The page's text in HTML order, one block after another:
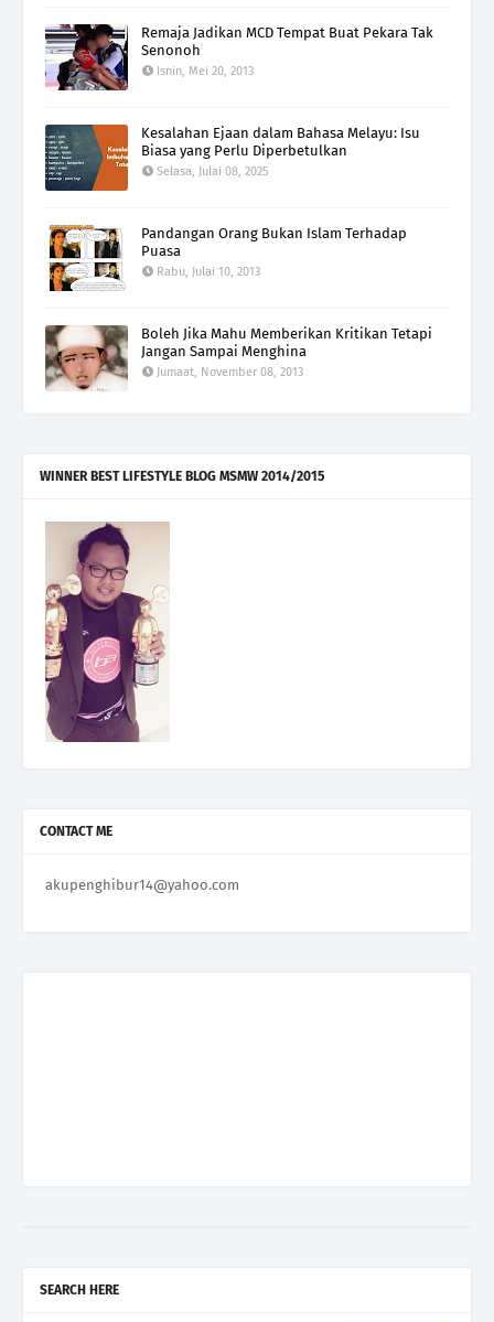
Remaja Jadikan MCD Tempat Buat Pekara Tak
Senonoh
Isnin, Mei 20, 2013
Kesalahan Ejaan dalam Bahasa Melayu: Isu
Biasa yang Perlu Diperbetulkan
Selasa, Julai 08, 2025
Pandangan Orang Bukan Islam Terhadap
Puasa
Rabu, Julai 10, 2013
Boleh Jika Mahu Memberikan Kritikan Tetapi
Jangan Sampai Menghina
Jumaat, November 08, 2013
WINNER BEST LIFESTYLE BLOG MSMW 2014/2015
CONTACT ME
akupenghibur14@yahoo.com
SEARCH HERE